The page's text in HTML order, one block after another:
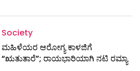
Society
ಮಹಿಳೆಯರ ಆರೋಗ್ಯ ಕಾಳಜಿಗೆ
“ಋತುತಾರೆ”; ರಾಯಭಾರಿಯಾಗಿ ನಟಿ ರಮ್ಯಾ